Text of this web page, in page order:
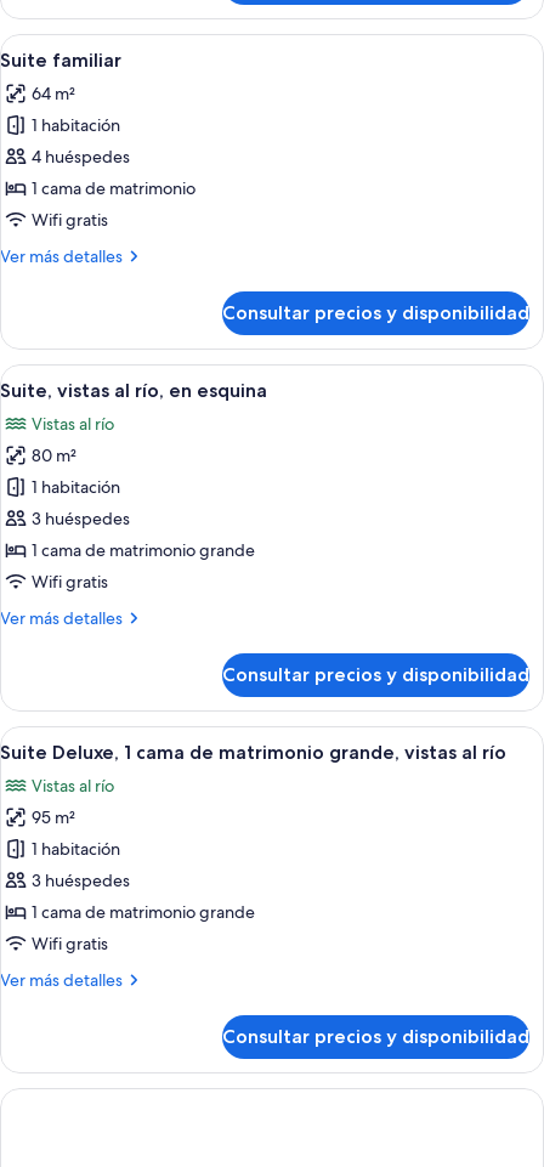
junior
(Panoramic)
Abrir
todas
las
fotos
de
Suite
familiar
Una habitación de hotel con cama,
6
Suite familiar
64 m²
1 habitación
4 huéspedes
1 cama de matrimonio
Wifi gratis
Ver más detalles
Más
familiar
Consultar precios y disponibilidad
Abrir
todas
las
fotos
de
Suite,
vistas
al
en
Suite, vistas al río, en esquina | Sala
7
Suite, vistas al río, en esquina
Vistas al río
80 m²
1 habitación
3 huéspedes
1 cama de matrimonio grande
Wifi gratis
Ver más detalles
Más
vistas
al
río,
esquina
Consultar precios y disponibilidad
Abrir
todas
las
fotos
de
Suite
Deluxe,
1
de
vistas
al
Suite Deluxe, 1 cama de matrimonio
7
Suite Deluxe, 1 cama de matrimonio grande, vistas al río
Vistas al río
95 m²
1 habitación
3 huéspedes
1 cama de matrimonio grande
Wifi gratis
Ver más detalles
Más
Deluxe,
cama
Consultar precios y disponibilidad